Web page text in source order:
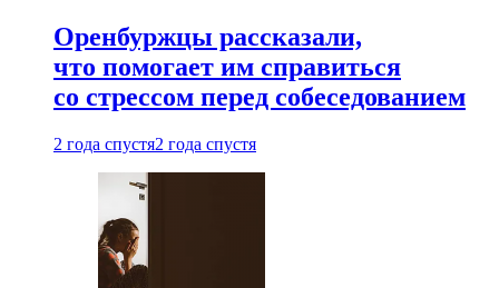
Оренбуржцы рассказали,
что помогает им справиться
со стрессом перед собеседованием
2 года спустя2 года спустя